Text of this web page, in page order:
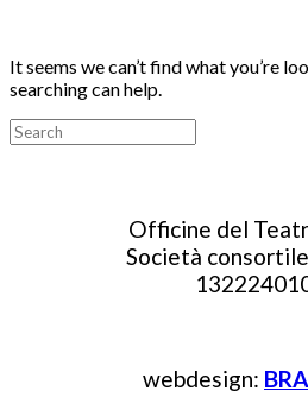
It seems we can’t find what you’re
searching can help.
Search
for:
Officine del
Società
webdesign: